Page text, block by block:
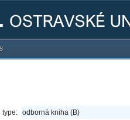
type: odborná kniha (B)